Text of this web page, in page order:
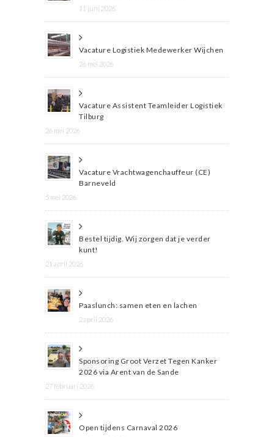
11 juni 2026
Vacature Logistiek Medewerker Wijchen
26 mei 2026
Vacature Assistent Teamleider Logistiek
Tilburg
26 mei 2026
Vacature Vrachtwagenchauffeur (CE)
Barneveld
5 mei 2026
Bestel tijdig. Wij zorgen dat je verder
kunt!
21 april 2026
Paaslunch: samen eten en lachen
2 april 2026
Sponsoring Groot Verzet Tegen Kanker
2026 via Arent van de Sande
27 februari 2026
Open tijdens Carnaval 2026